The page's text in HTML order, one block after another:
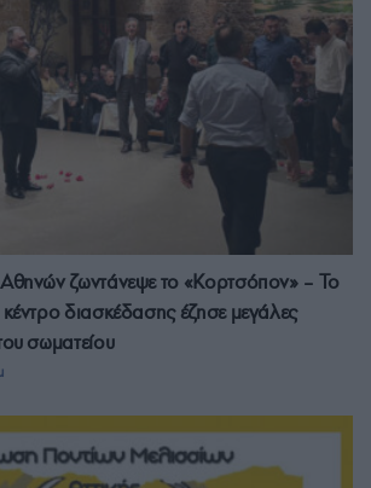
ζωντάνεψε το «Κορτσόπον» – Το
κέντρο διασκέδασης έζησε μεγάλες
σωματείου